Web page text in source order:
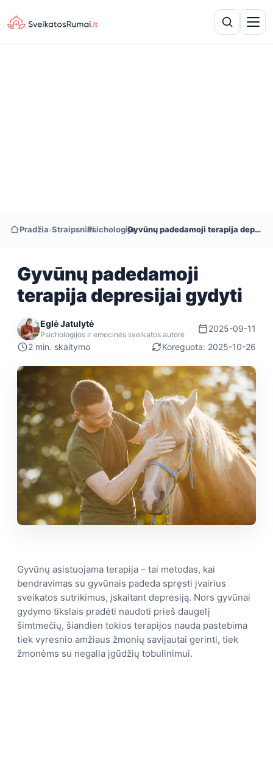
Pradžia›Straipsniai
›Psichologija
› Gyvūnų padedamoji terapija depresijai gydyti
Gyvūnų padedamoji
terapija depresijai gydyti
Eglė Jatulytė
Psichologijos ir emocinės sveikatos autorė
2025-09-11
2 min. skaitymo
Koreguota: 2025-10-26
Gyvūnų asistuojama terapija – tai metodas, kai
bendravimas su gyvūnais padeda spręsti įvairius
sveikatos sutrikimus, įskaitant depresiją. Nors gyvūnai
gydymo tikslais pradėti naudoti prieš daugelį
šimtmečių, šiandien tokios terapijos nauda pastebima
tiek vyresnio amžiaus žmonių savijautai gerinti, tiek
žmonėms su negalia įgūdžių tobulinimui.